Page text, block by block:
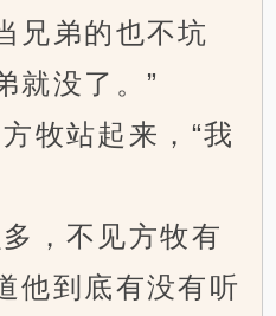
兄弟的也不坑
就没了。”
牧站起来，“我
，不见方牧有
他到底有没有听